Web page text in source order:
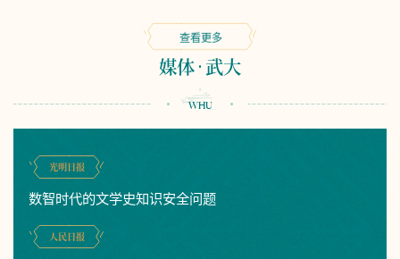
查看更多
媒体 武大
光明日报
数智时代的文学史知识安全问题
人民日报